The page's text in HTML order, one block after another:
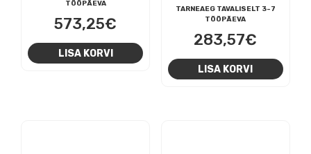
TÖÖPÄEVA
573,25€
LISA KORVI
TARNEAEG TAVALISELT 3-7
TÖÖPÄEVA
283,57€
LISA KORVI